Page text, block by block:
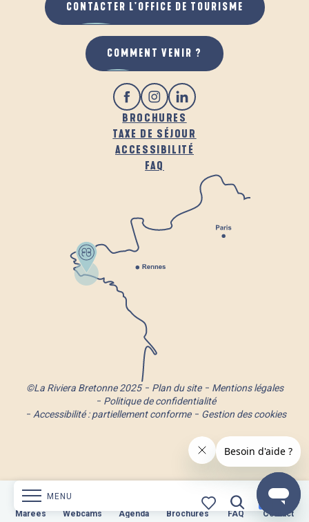
Marées Webcams
Webcams Agenda
Agenda Brochures
Brochures FAQ
FAQ Contact
Contact
MENU
BROCHURES
TAXE DE SÉJOUR
ACCESSIBILITÉ
FAQ
CONTACTER L'OFFICE DE TOURISME
COMMENT VENIR ?
©La Riviera Bretonne 2025 Plan du site
Mentions légales
Politique de confidentialité
Accessibilité : partiellement conforme
Gestion des cookies